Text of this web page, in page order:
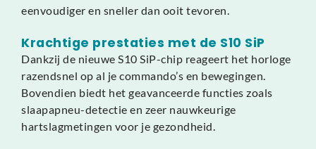
eenvoudiger en sneller dan ooit tevoren.
Krachtige prestaties met de S10 SiP
Dankzij de nieuwe S10 SiP-chip reageert het horloge
razendsnel op al je commando’s en bewegingen.
Bovendien biedt het geavanceerde functies zoals
slaapapneu-detectie en zeer nauwkeurige
hartslagmetingen voor je gezondheid.